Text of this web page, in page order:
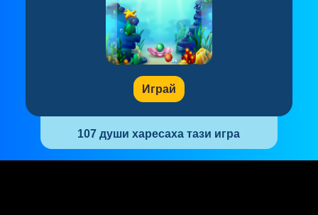
Играй
107 души харесаха тази игра